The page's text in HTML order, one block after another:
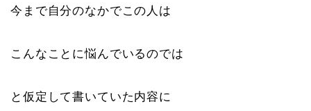
今まで自分のなかでこの人は
こんなことに悩んでいるのでは
と仮定して書いていた内容に